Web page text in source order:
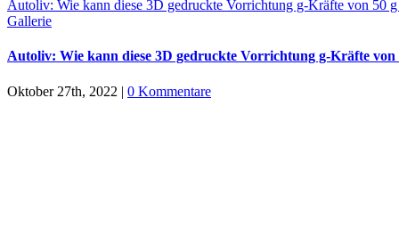
Autoliv: Wie kann diese 3D gedruckte Vorrichtung g-Kräfte von 50
Gallerie
Autoliv: Wie kann diese 3D gedruckte Vorrichtung g-Kräfte von
Oktober 27th, 2022 | 0 Kommentare